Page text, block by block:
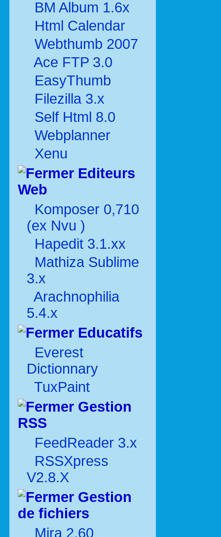
BM Album 1.6x
Html Calendar
Webthumb 2007
Ace FTP 3.0
EasyThumb
Filezilla 3.x
Self Html 8.0
Webplanner
Xenu
Editeurs
Web
Komposer 0,710
(ex Nvu )
Hapedit 3.1.xx
Mathiza Sublime
3.x
Arachnophilia
5.4.x
Educatifs
Everest
Dictionnary
TuxPaint
Gestion
RSS
FeedReader 3.x
RSSXpress
V2.8.X
Gestion
de fichiers
Mira 2.60